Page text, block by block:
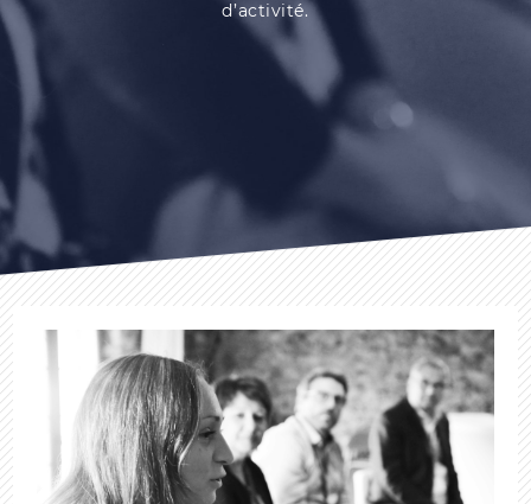
d’activité.